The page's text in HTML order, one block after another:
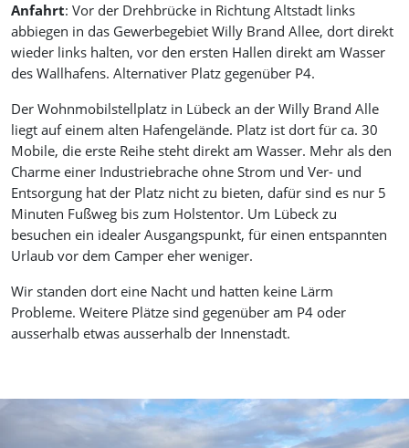
Anfahrt: Vor der Drehbrücke in Richtung Altstadt links
abbiegen in das Gewerbegebiet Willy Brand Allee, dort direkt
wieder links halten, vor den ersten Hallen direkt am Wasser
des Wallhafens. Alternativer Platz gegenüber P4.
Der Wohnmobilstellplatz in Lübeck an der Willy Brand Alle
liegt auf einem alten Hafengelände. Platz ist dort für ca. 30
Mobile, die erste Reihe steht direkt am Wasser. Mehr als den
Charme einer Industriebrache ohne Strom und Ver- und
Entsorgung hat der Platz nicht zu bieten, dafür sind es nur 5
Minuten Fußweg bis zum Holstentor. Um Lübeck zu
besuchen ein idealer Ausgangspunkt, für einen entspannten
Urlaub vor dem Camper eher weniger.
Wir standen dort eine Nacht und hatten keine Lärm
Probleme. Weitere Plätze sind gegenüber am P4 oder
ausserhalb etwas ausserhalb der Innenstadt.